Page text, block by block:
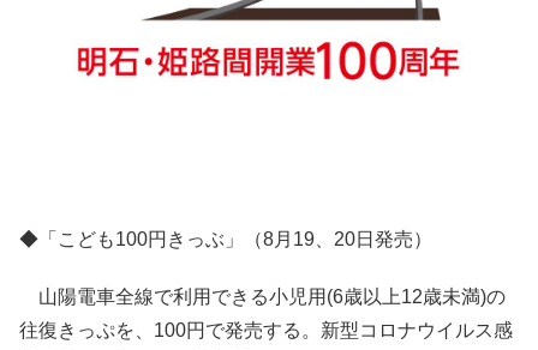
◆「こども100円きっぶ」（8月19、20日発売）
山陽電車全線で利用できる小児用(6歳以上12歳未満)の
往復きっぷを、100円で発売する。新型コロナウイルス感